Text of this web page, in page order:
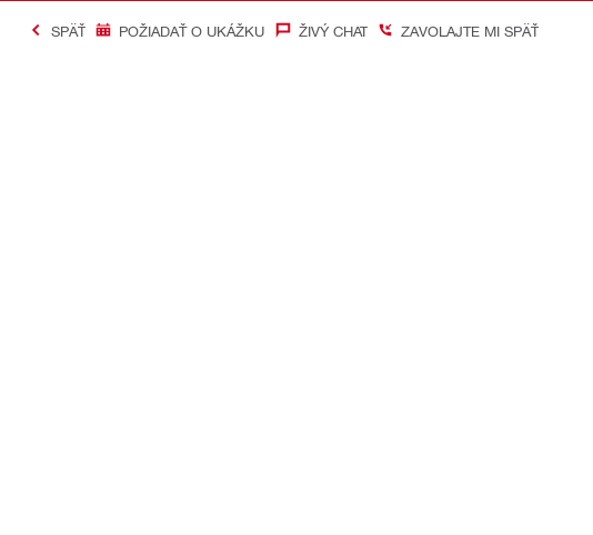
SPÄŤ POŽIADAŤ O UKÁŽKU ŽIVÝ CHAT ZAVOLAJTE MI SPÄŤ